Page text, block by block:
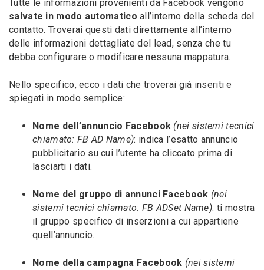
Tutte le informazioni provenienti da Facebook vengono
salvate in modo automatico all’interno della scheda del
contatto. Troverai questi dati direttamente all’interno
delle informazioni dettagliate del lead, senza che tu
debba configurare o modificare nessuna mappatura.
Nello specifico, ecco i dati che troverai già inseriti e
spiegati in modo semplice:
Nome dell’annuncio Facebook (nei sistemi tecnici
chiamato: FB AD Name): indica l’esatto annuncio
pubblicitario su cui l’utente ha cliccato prima di
lasciarti i dati.
Nome del gruppo di annunci Facebook (nei
sistemi tecnici chiamato: FB ADSet Name): ti mostra
il gruppo specifico di inserzioni a cui appartiene
quell’annuncio.
Nome della campagna Facebook (nei sistemi